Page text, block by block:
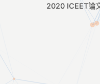
2020 ICEET論